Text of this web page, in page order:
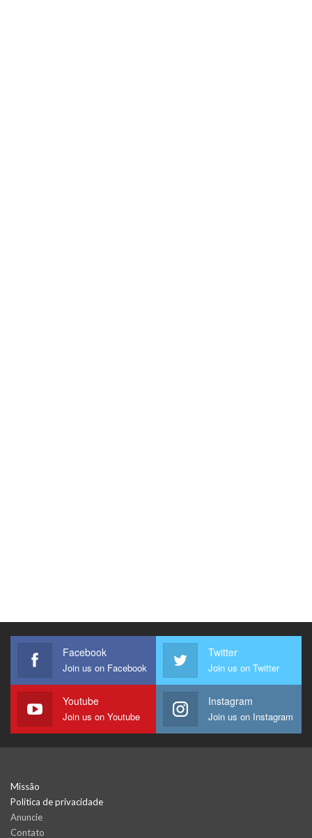
Facebook
Join us on Facebook
Twitter
Join us on Twitter
Youtube
Join us on Youtube
Instagram
Join us on Instagram
Missão
Política de privacidade
Anuncie
Contato